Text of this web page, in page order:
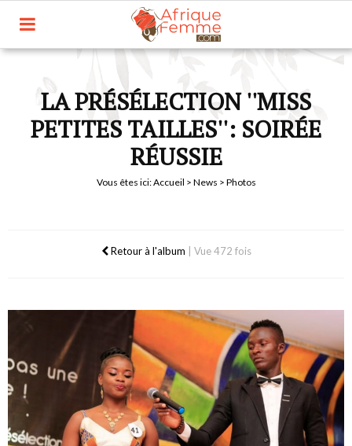
LA PRÉSÉLECTION ''MISS
PETITES TAILLES'': SOIRÉE
RÉUSSIE
Vous êtes ici:Accueil > News > Photos
Retour à l'album Vue 472 fois